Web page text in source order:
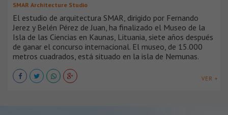
SMAR Architecture Studio
El estudio de arquitectura SMAR, dirigido por Fernando
Jerez y Belén Pérez de Juan, ha finalizado el Museo de la
Isla de las Ciencias en Kaunas, Lituania, siete años después
de ganar el concurso internacional. El museo, de 15.000
metros cuadrados, está situado en la isla de Nemunas.
VER +